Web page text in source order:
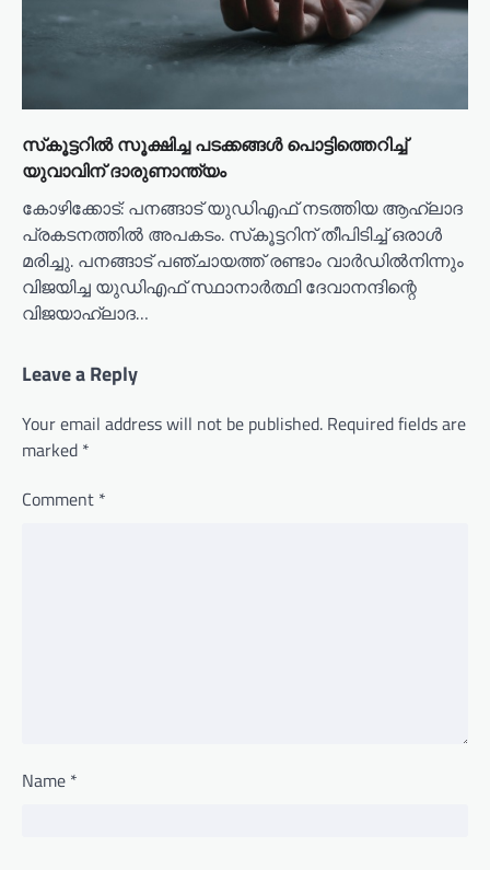
സ്‌കൂട്ടറിൽ സൂക്ഷിച്ച പടക്കങ്ങൾ പൊട്ടിത്തെറിച്ച്
യുവാവിന് ദാരുണാന്ത്യം
കോഴിക്കോട്: പനങ്ങാട് യുഡിഎഫ് നടത്തിയ ആഹ്ലാദ
പ്രകടനത്തിൽ അപകടം. സ്‌കൂട്ടറിന് തീപിടിച്ച് ഒരാൾ
മരിച്ചു. പനങ്ങാട് പഞ്ചായത്ത് രണ്ടാം വാർഡിൽനിന്നും
വിജയിച്ച യുഡിഎഫ് സ്ഥാനാർത്ഥി ദേവാനന്ദിന്റെ
വിജയാഹ്ലാദ…
Leave a Reply
Your email address will not be published. Required fields are
marked *
Comment *
Name *